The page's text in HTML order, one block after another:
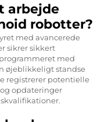
arbejde
robotter?
med avancerede
sikrer sikkert
med
øjeblikkeligt standse
registrerer potentielle
opdateringer